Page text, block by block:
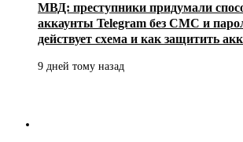
МВД: преступники придумали
аккаунты Telegram без СМС и
действует схема и как защитить
9 дней тому назад